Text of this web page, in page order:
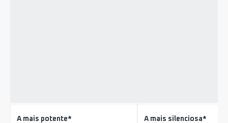
A mais potente* A mais silenciosa*